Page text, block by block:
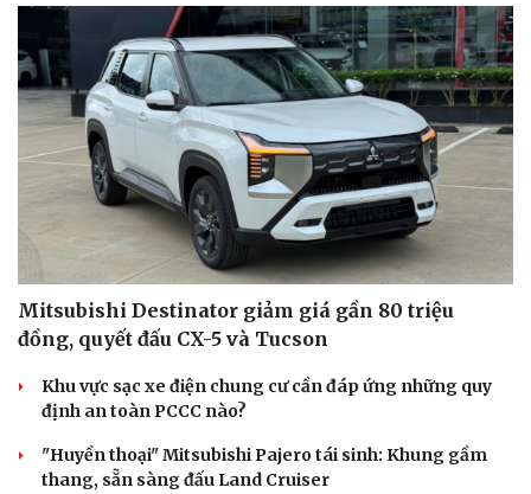
Mitsubishi Destinator giảm giá gần 80 triệu
đồng, quyết đấu CX-5 và Tucson
Khu vực sạc xe điện chung cư cần đáp ứng những quy
định an toàn PCCC nào?
"Huyền thoại" Mitsubishi Pajero tái sinh: Khung gầm
thang, sẵn sàng đấu Land Cruiser